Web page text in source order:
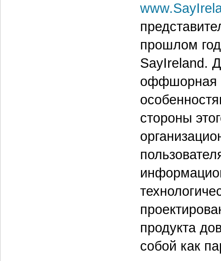
прошлом
SayIreland.
оффшорная
стороны
продукта
собой как